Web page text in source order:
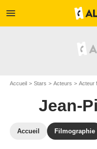
menu
Accueil Stars Acteurs Acteur
Jean-
Accueil Filmographie